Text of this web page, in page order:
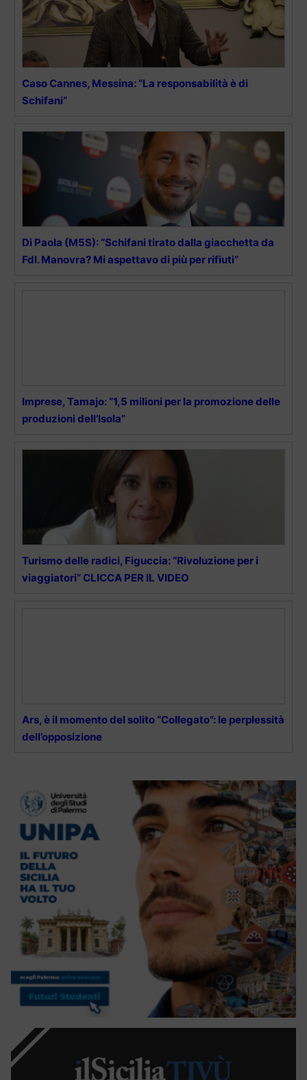
Caso Cannes, Messina: “La responsabilità è di
Schifani”
Di Paola (M5S): “Schifani tirato dalla giacchetta da
FdI. Manovra? Mi aspettavo di più per rifiuti”
Imprese, Tamajo: “1,5 milioni per la promozione delle
produzioni dell’Isola”
Turismo delle radici, Figuccia: “Rivoluzione per i
viaggiatori” CLICCA PER IL VIDEO
Ars, è il momento del solito “Collegato”: le perplessità
dell’opposizione